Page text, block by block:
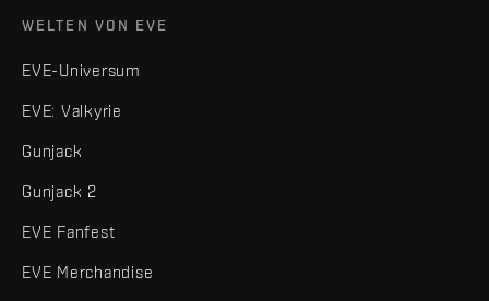
WELTEN VON EVE
EVE-Universum
EVE: Valkyrie
Gunjack
Gunjack 2
EVE Fanfest
EVE Merchandise